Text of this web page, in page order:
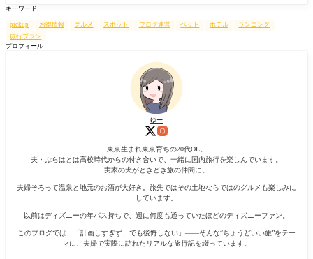
を
索
キーワード
pickup お得情報 グルメ スポット ブログ運営 ペット ホテル
ランニング
旅行プラン
プロフィール
ゆー
東京生まれ東京育ちの20代OL。
夫・ぷらはとは高校時代からの付き合いで、一緒に国内旅行を楽しんでいます。
実家の犬がときどき旅の仲間に。
夫婦そろって温泉と地元のお酒が大好き。旅先ではその土地ならではのグルメも楽しみに
しています。
以前はディズニーの年パス持ちで、週に何度も通っていたほどのディズニーファン。
このブログでは、「計画しすぎず、でも後悔しない」——そんな“ちょうどいい旅”をテー
マに、夫婦で実際に訪れたリアルな旅行記を綴っています。